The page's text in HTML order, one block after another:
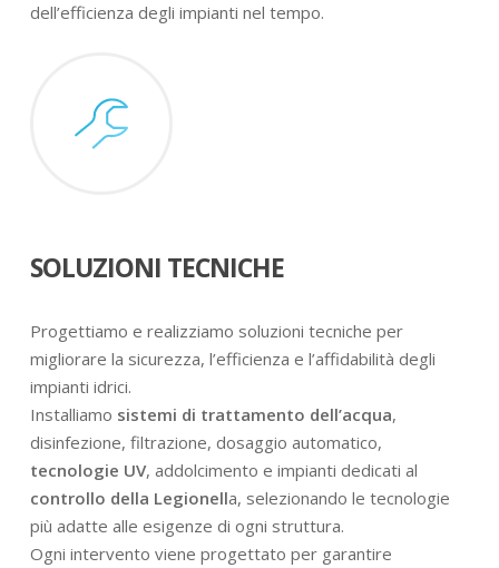
dell’efficienza degli impianti nel tempo.
SOLUZIONI TECNICHE
Progettiamo e realizziamo soluzioni tecniche per
migliorare la sicurezza, l’efficienza e l’affidabilità degli
impianti idrici.
Installiamo sistemi di trattamento dell’acqua,
disinfezione, filtrazione, dosaggio automatico,
tecnologie UV, addolcimento e impianti dedicati al
controllo della Legionella, selezionando le tecnologie
più adatte alle esigenze di ogni struttura.
Ogni intervento viene progettato per garantire